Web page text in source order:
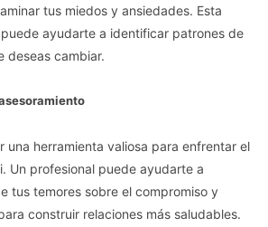
tus miedos y ansiedades. Esta
ayudarte a identificar patrones de
deseas cambiar.
una herramienta valiosa para enfrentar el
Un profesional puede ayudarte a
tus temores sobre el compromiso y
construir relaciones más saludables.